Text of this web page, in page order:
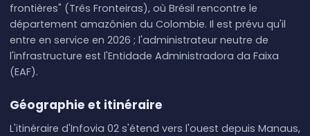
frontières" (Três Fronteiras), où Brésil rencontre le
département amazônien du Colombie. Il est prévu qu'il
entre en service en 2026 ; l'administrateur neutre de
l'infrastructure est l'Entidade Administradora da Faixa
(EAF).
Géographie et itinéraire
L'itinéraire d'Infovia 02 s'étend vers l'ouest depuis Manaus,